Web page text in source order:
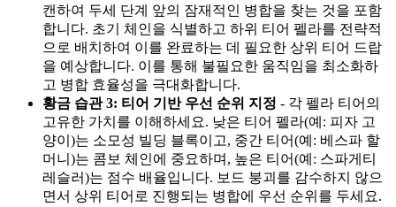
캔하여 두세 단계 앞의 잠재적인 병합을 찾는 것을 포함
합니다. 초기 체인을 식별하고 하위 티어 펠라를 전략적
으로 배치하여 이를 완료하는 데 필요한 상위 티어 드랍
을 예상합니다. 이를 통해 불필요한 움직임을 최소화하
고 병합 효율성을 극대화합니다.
황금 습관 3: 티어 기반 우선 순위 지정 - 각 펠라 티어의
고유한 가치를 이해하세요. 낮은 티어 펠라(예: 피자 고
양이)는 소모성 빌딩 블록이고, 중간 티어(예: 베스파 할
머니)는 콤보 체인에 중요하며, 높은 티어(예: 스파게티
레슬러)는 점수 배율입니다. 보드 붕괴를 감수하지 않으
면서 상위 티어로 진행되는 병합에 우선 순위를 두세요.